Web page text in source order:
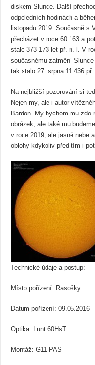
diskem Slunce. Další
odpoledních hodinách a
listopadu 2019. Současně s
přecházet v roce 60 163 a
stalo 373 173 let př. n. l. V
současnému zatmění
tak stalo 27. srpna 11 436 př.
Na nejbližší pozorování si
Nejen my, ale i autor
Bardon. My bychom mu zde
obrázek, ale také mu
v roce 2019, ale jasné nebe
oblohy kdykoliv před tím i
Technické údaje a postup:
Místo pořízení: Rasošky
Datum pořízení: 09.05.2016
Optika: Lunt 60HsT
Montáž: G11-PAS